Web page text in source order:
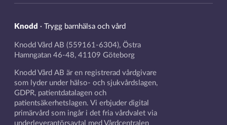
Knodd · Trygg barnhälsa och vård
Knodd Vård AB (559161-6304), Östra
Hamngatan 46-48, 41109 Göteborg
Knodd Vård AB är en registrerad vårdgivare
som lyder under hälso- och sjukvårdslagen,
GDPR, patientdatalagen och
patientsäkerhetslagen. Vi erbjuder digital
primärvård som ingår i det fria vårdvalet via
underleverantörsavtal med Vårdcentralen